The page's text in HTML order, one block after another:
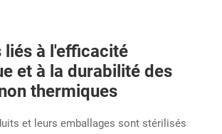
liés à l'efficacité
et à la durabilité des
thermiques
et leurs emballages sont stérilisés